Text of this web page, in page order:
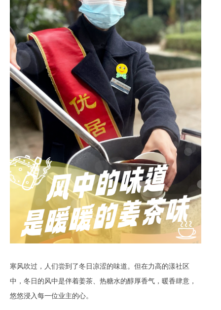
寒风吹过，人们尝到了冬日凉涩的味道。但在力高的漾社区
中，冬日的风中是伴着姜茶、热糖水的醇厚香气，暖香肆意，
悠悠浸入每一位业主的心。